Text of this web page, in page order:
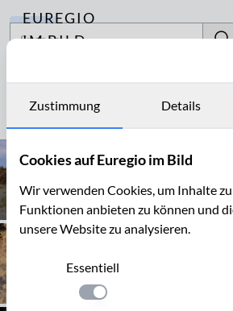
EUREGIO
IM BILD
Archiv
Kontakt
Archiv
Zustimmung Details
Cookies auf Euregio im Bild
Wir verwenden Cookies, um Inhalte
Funktionen anbieten zu können und
unsere Website zu analysieren.
Essentiell
Einstellung anwenden